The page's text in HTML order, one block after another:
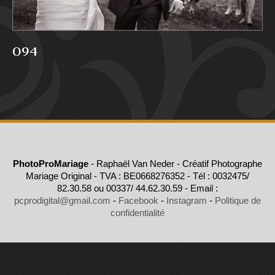
094
PhotoProMariage - Raphaël Van Neder - Créatif Photographe
Mariage Original - TVA : BE0668276352 - Tél : 0032475/
82.30.58 ou 00337/ 44.62.30.59 - Email :
pcprodigital@gmail.com - Facebook - Instagram - Politique de
confidentialité